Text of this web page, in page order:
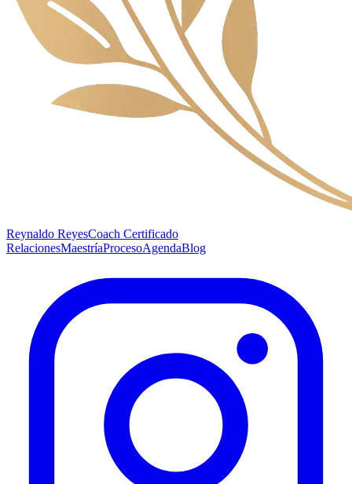
Reynaldo ReyesCoach Certificado
RelacionesMaestríaProcesoAgendaBlog